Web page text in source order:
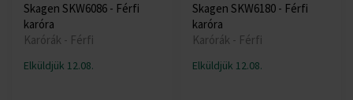
Skagen SKW6086 - Férfi
karóra
Karórák - Férfi
Elküldjük 12.08.
Skagen SKW6180 - Férfi
karóra
Karórák - Férfi
Elküldjük 12.08.